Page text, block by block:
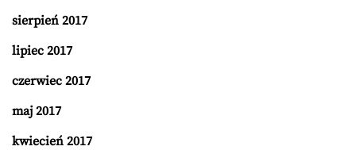
sierpień 2017
lipiec 2017
czerwiec 2017
maj 2017
kwiecień 2017